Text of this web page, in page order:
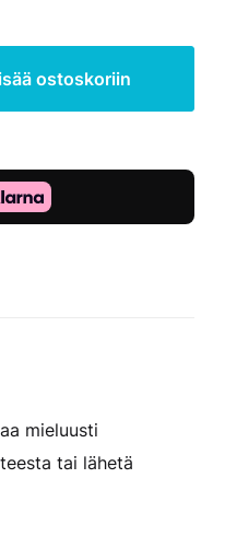
ostoskoriin
mieluusti
tai lähetä